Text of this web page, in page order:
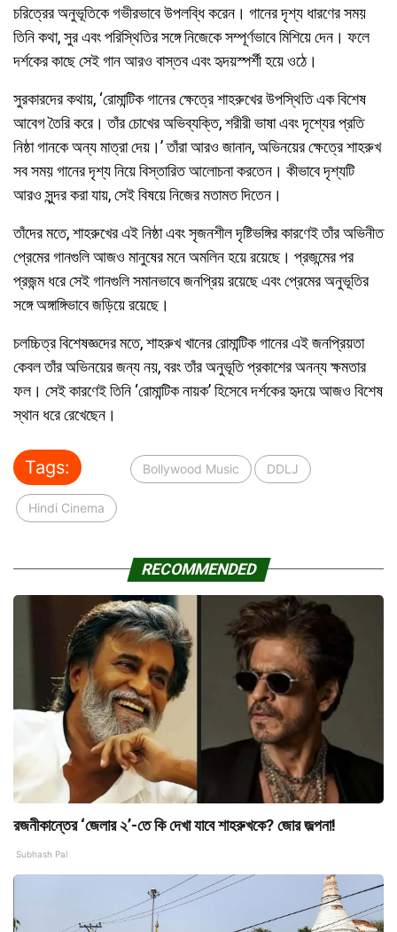
চরিত্রের অনুভূতিকে গভীরভাবে উপলব্ধি করেন। গানের দৃশ্য ধারণের সময়
তিনি কথা, সুর এবং পরিস্থিতির সঙ্গে নিজেকে সম্পূর্ণভাবে মিশিয়ে দেন। ফলে
দর্শকের কাছে সেই গান আরও বাস্তব এবং হৃদয়স্পর্শী হয়ে ওঠে।
সুরকারদের কথায়, ‘রোমান্টিক গানের ক্ষেত্রে শাহরুখের উপস্থিতি এক বিশেষ
আবেগ তৈরি করে। তাঁর চোখের অভিব্যক্তি, শরীরী ভাষা এবং দৃশ্যের প্রতি
নিষ্ঠা গানকে অন্য মাত্রা দেয়।’ তাঁরা আরও জানান, অভিনয়ের ক্ষেত্রে শাহরুখ
সব সময় গানের দৃশ্য নিয়ে বিস্তারিত আলোচনা করতেন। কীভাবে দৃশ্যটি
আরও সুন্দর করা যায়, সেই বিষয়ে নিজের মতামত দিতেন।
তাঁদের মতে, শাহরুখের এই নিষ্ঠা এবং সৃজনশীল দৃষ্টিভঙ্গির কারণেই তাঁর অভিনীত
প্রেমের গানগুলি আজও মানুষের মনে অমলিন হয়ে রয়েছে। প্রজন্মের পর
প্রজন্ম ধরে সেই গানগুলি সমানভাবে জনপ্রিয় রয়েছে এবং প্রেমের অনুভূতির
সঙ্গে অঙ্গাঙ্গিভাবে জড়িয়ে রয়েছে।
চলচ্চিত্র বিশেষজ্ঞদের মতে, শাহরুখ খানের রোমান্টিক গানের এই জনপ্রিয়তা
কেবল তাঁর অভিনয়ের জন্য নয়, বরং তাঁর অনুভূতি প্রকাশের অনন্য ক্ষমতার
ফল। সেই কারণেই তিনি ‘রোমান্টিক নায়ক’ হিসেবে দর্শকের হৃদয়ে আজও বিশেষ
স্থান ধরে রেখেছেন।
Tags: Bollywood Music DDLJ
Hindi Cinema
RECOMMENDED
রজনীকান্তের ‘জেলার ২’-তে কি দেখা যাবে শাহরুখকে? জোর জল্পনা!
Subhash Pal